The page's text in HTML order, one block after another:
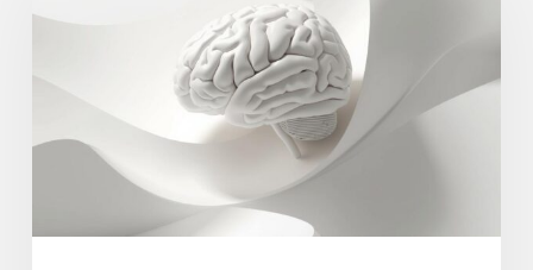
HERRAMIENTAS
SENCILLAS